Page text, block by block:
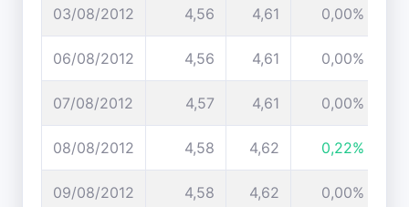
03/08/2012 4,56 4,61 0,00%
06/08/2012 4,56 4,61 0,00%
07/08/2012 4,57 4,61 0,00%
08/08/2012 4,58 4,62 0,22%
09/08/2012 4,58 4,62 0,00%